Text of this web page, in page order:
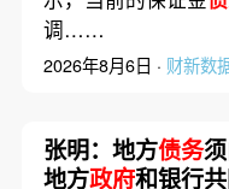
调……
2026年8月6日 · 财新数
张明：地方债务
地方政府和银行